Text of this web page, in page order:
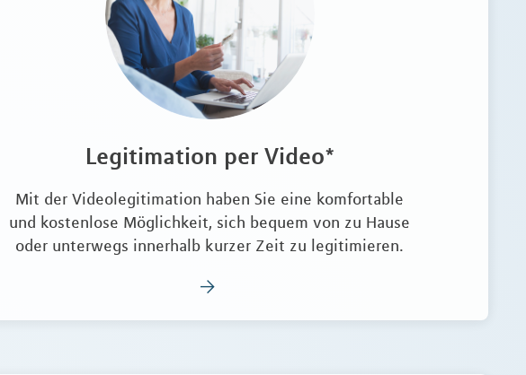
Legitimation per Video*
Mit der Videolegitimation haben Sie eine komfortable
und kostenlose Möglichkeit, sich bequem von zu Hause
oder unterwegs innerhalb kurzer Zeit zu legitimieren.